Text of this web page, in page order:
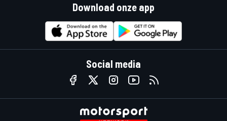
Download onze app
Social media